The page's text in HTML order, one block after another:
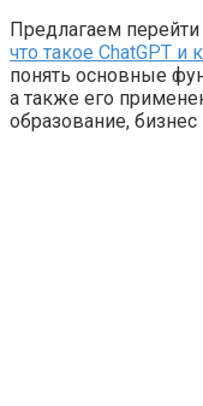
Предлагаем
что такое ChatGPT и
понять основные
а также его
образование,